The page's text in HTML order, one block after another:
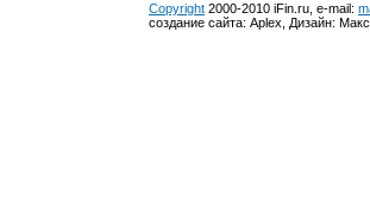
Copyright 2000-2010 iFin.ru, e-mail:
создание сайта: Aplex, Дизайн: